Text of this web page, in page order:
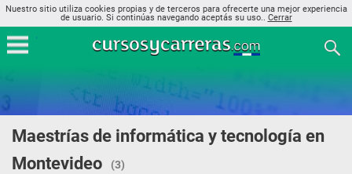
Nuestro sitio utiliza cookies propias y de terceros para ofrecerte una mejor experiencia
de usuario. Si continúas navegando aceptás su uso.. Cerrar
Maestrías de informática y tecnología en
Montevideo
(3)